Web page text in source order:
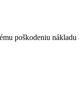
poškodeniu